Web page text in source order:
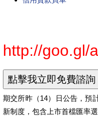
http://goo.gl/
期交所昨（14）日公告，預
新制度，包含上市首檔匯率